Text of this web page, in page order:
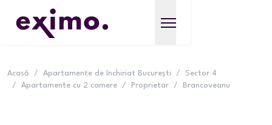
Acasă / Apartamente de închiriat București /
Sector 4
/
Apartamente cu 2 camere / Proprietar / Brancoveanu